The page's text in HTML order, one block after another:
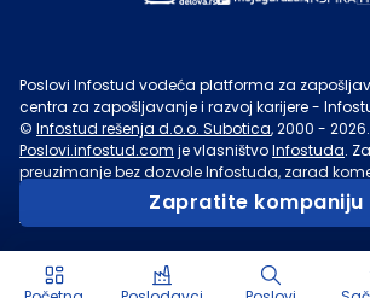
Zapratite kompaniju
Poslovi Infostud vodeća platforma za
centra za zapošljavanje i razvoj karijere -
© Infostud rešenja d.o.o. Subotica, 2000 - 2026
Poslovi.infostud.com je vlasništvoInfostuda.
preuzimanje bez dozvoleInfostuda, zarad
u druge svrhe, osim za lične potrebe posetilaca